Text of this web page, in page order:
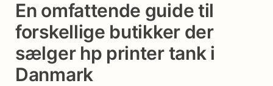
En omfattende guide til
forskellige butikker der
sælger hp printer tank i
Danmark